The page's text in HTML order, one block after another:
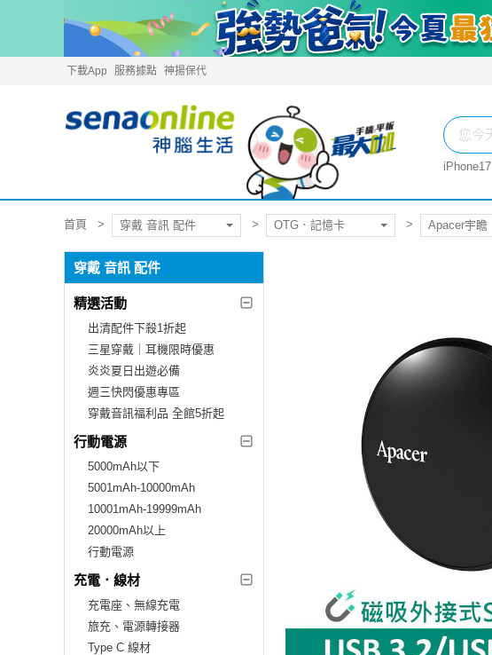
下載App 服務據點 神揚保代
iPhone17
首頁 穿戴 音訊 配件 OTG．記憶卡 Apacer宇瞻
穿戴 音訊 配件
精選活動
出清配件下殺1折起
三星穿戴｜耳機限時優惠
炎炎夏日出遊必備
週三快閃優惠專區
穿戴音訊福利品 全館5折起
行動電源
5000mAh以下
5001mAh-10000mAh
10001mAh-19999mAh
20000mAh以上
行動電源
充電．線材
充電座、無線充電
旅充、電源轉接器
Type C 線材